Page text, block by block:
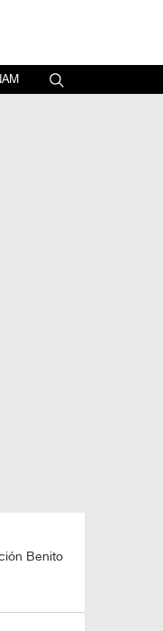
Benito